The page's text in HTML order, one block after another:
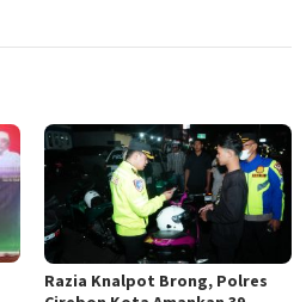
Razia Knalpot Brong, Polres